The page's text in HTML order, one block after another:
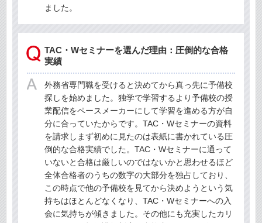
ました。
TAC・Wセミナーを選んだ理由：圧倒的な合格
実績
外務省専門職を受けると決めてから真っ先に予備校
探しを始めました。独学で学習するより予備校の授
業配信をペースメーカーにして学習を進める方が自
分に合っていたからです。TAC・Wセミナーの資料
を請求しまず初めに見たのは表紙に書かれている圧
倒的な合格実績でした。TAC・Wセミナーに通って
いないと合格は厳しいのではないかと思わせるほど
全体合格者のうちの数字の大部分を独占しており、
この時点で他の予備校を見てから決めようという気
持ちはほとんどなくなり、TAC・Wセミナーへの入
会に気持ちが傾きました。その他にも充実したカリ